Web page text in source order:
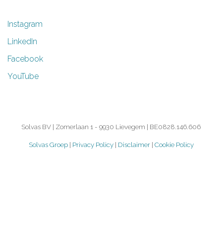
Instagram
LinkedIn
Facebook
YouTube
Solvas BV | Zomerlaan 1 - 9930 Lievegem | BE0828.146.606
Solvas Groep| Privacy Policy| Disclaimer| Cookie Policy